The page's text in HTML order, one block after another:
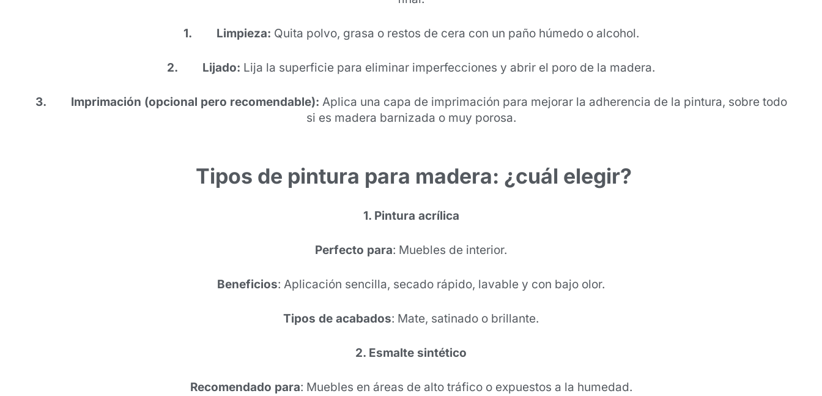
1. Limpieza: Quita polvo, grasa o restos de cera con un paño húmedo o alcohol.
2. Lijado: Lija la superficie para eliminar imperfecciones y abrir el poro de la madera.
3. Imprimación (opcional pero recomendable): Aplica una capa de imprimación para mejorar la adherencia de la pintura, sobre todo
si es madera barnizada o muy porosa.
Tipos de pintura para madera: ¿cuál elegir?
1. Pintura acrílica
Perfecto para: Muebles de interior.
Beneficios: Aplicación sencilla, secado rápido, lavable y con bajo olor.
Tipos de acabados: Mate, satinado o brillante.
2. Esmalte sintético
Recomendado para: Muebles en áreas de alto tráfico o expuestos a la humedad.